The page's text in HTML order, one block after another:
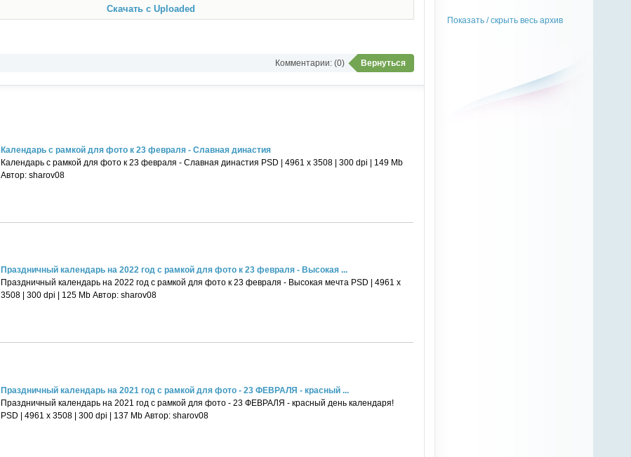
Скачать с Uploaded
Вернуться
Комментарии: (0)
Календарь с рамкой для фото к 23 февраля - Славная династия
Календарь с рамкой для фото к 23 февраля - Славная династия PSD | 4961 х 3508 | 300 dpi | 149 Mb
Автор: sharov08
Праздничный календарь на 2022 год с рамкой для фото к 23 февраля - Высокая ...
Праздничный календарь на 2022 год с рамкой для фото к 23 февраля - Высокая мечта PSD | 4961 х
3508 | 300 dpi | 125 Mb Автор: sharov08
Праздничный календарь на 2021 год с рамкой для фото - 23 ФЕВРАЛЯ - красный ...
Праздничный календарь на 2021 год с рамкой для фото - 23 ФЕВРАЛЯ - красный день календаря!
PSD | 4961 х 3508 | 300 dpi | 137 Mb Автор: sharov08
Показать / скрыть весь архив